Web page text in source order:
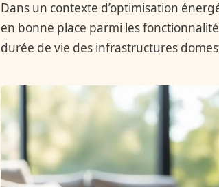
Dans un contexte d’optimisation
en bonne place parmi les
durée de vie des infrastructures